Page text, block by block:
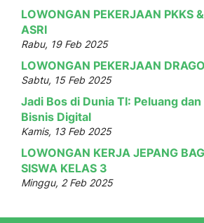
LOWONGAN PEKERJAAN PKKS
ASRI
Rabu, 19 Feb 2025
LOWONGAN PEKERJAAN
Sabtu, 15 Feb 2025
Jadi Bos di Dunia TI: Peluang
Bisnis Digital
Kamis, 13 Feb 2025
LOWONGAN KERJA JEPANG
SISWA KELAS 3
Minggu, 2 Feb 2025